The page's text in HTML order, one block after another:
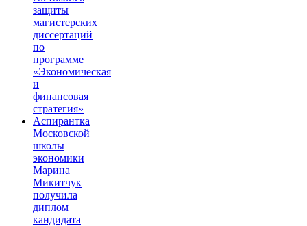
защиты
магистерских
диссертаций
по
программе
«Экономическая
и
финансовая
стратегия»
Аспирантка
Московской
школы
экономики
Марина
Микитчук
получила
диплом
кандидата